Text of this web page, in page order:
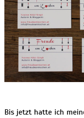
Bis jetzt hatte ich